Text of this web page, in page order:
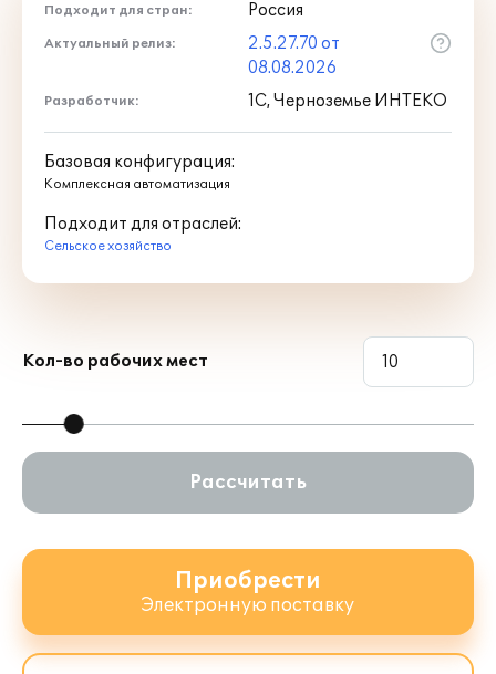
Подходит для стран: Россия
Актуальный релиз:
2.5.27.70 от
08.08.2026
Разработчик: 1С, Черноземье ИНТЕКО
Базовая конфигурация:
Комплексная автоматизация
Подходит для отраслей:
Сельское хозяйство
Кол-во рабочих мест
Рассчитать
Приобрести
Электронную поставку